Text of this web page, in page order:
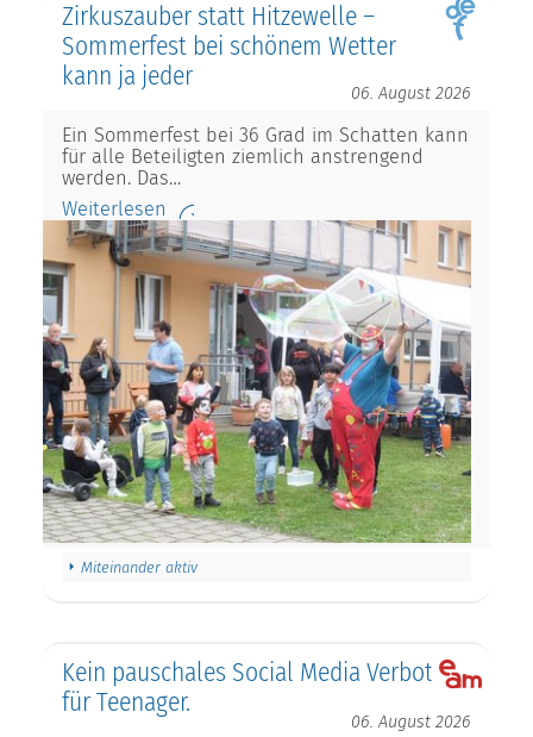
Zirkuszauber statt Hitzewelle –
Sommerfest bei schönem Wetter
kann ja jeder
06. August 2026
Ein Sommerfest bei 36 Grad im Schatten kann
für alle Beteiligten ziemlich anstrengend
werden. Das…
Weiterlesen
Miteinander aktiv
Kein pauschales Social Media Verbot
für Teenager.
06. August 2026